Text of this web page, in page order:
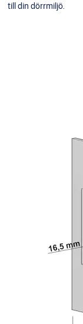
till din dörrmiljö.